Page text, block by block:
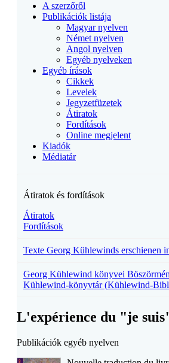
A szerzőről
Publikációk listája
Magyar nyelven
Német nyelven
Angol nyelven
Egyéb nyelveken
Egyéb írások
Cikkek
Levelek
Jegyzetfüzetek
Átiratok
Fordítások
Online megjelent
Kiadók
Médiatár
Átiratok és fordítások
Átiratok
Fordítások
Texte Georg Kühlewinds erschienen
Georg Kühlewind könyvei
Kühlewind-könyvtár (Kühlewind-
L'expérience du "je
Publikációk egyéb nyelven